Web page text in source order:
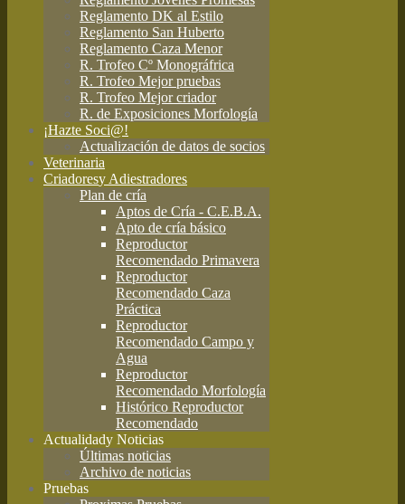
Reglamento DK al Estilo
Reglamento San Huberto
Reglamento Caza Menor
R. Trofeo Cº Monográfrica
R. Trofeo Mejor pruebas
R. Trofeo Mejor criador
R. de Exposiciones Morfología
¡Hazte Soci@!
Actualización de datos de socios
Veterinaria
Criadoresy Adiestradores
Plan de cría
Aptos de Cría - C.E.B.A.
Apto de cría básico
Reproductor
Recomendado Primavera
Reproductor
Recomendado Caza
Práctica
Reproductor
Recomendado Campo y
Agua
Reproductor
Recomendado Morfología
Histórico Reproductor
Recomendado
Actualidady Noticias
Últimas noticias
Archivo de noticias
Pruebas